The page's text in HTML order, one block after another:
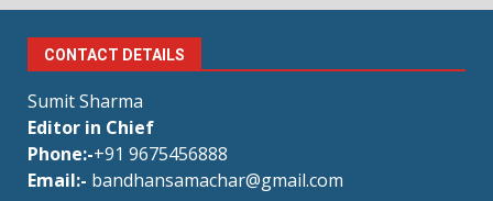
CONTACT DETAILS
Sumit Sharma
Editor in Chief
Phone:-+91 9675456888
Email:- bandhansamachar@gmail.com